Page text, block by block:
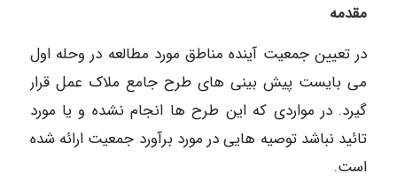
مقدمه
در تعیین جمعیت آینده مناطق مورد مطالعه در وحله اول
می بایست پیش بینی های طرح جامع ملاک عمل قرار
گیرد. در مواردی که این طرح ها انجام نشده و یا مورد
تائید نباشد توصیه هایی در مورد برآورد جمعیت ارائه شده
است.